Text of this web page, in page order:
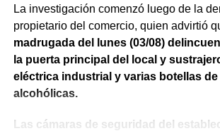
La investigación comenzó luego de la
propietario del comercio, quien advirtió
madrugada del lunes (03/08)
la puerta principal del local y
eléctrica industrial y varias botellas
alcohólicas.
Las cámaras de seguridad del